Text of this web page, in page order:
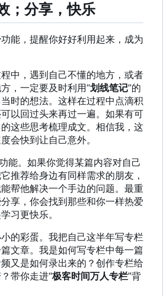
；分享，快乐
能，提醒你好好利用起来，成为
中，遇到自己不懂的地方，或者
，一定要及时利用“划线笔记”的
时的想法。这样在过程中点滴积
以回过头来再过一遍。如果有可
这些思考梳理成文。相信我，这
会快到让自己意外。
能。如果你觉得某篇内容对自己
推荐给身边有同样需求的朋友，
帮他解决一个手边的问题。最重
享，你会找到那些和你一样热爱
习更快乐。
的彩蛋。我把自己这半年写专栏
文章。我是如何写专栏中每一篇
又是如何录出来的？创作专栏给
带你走进“极客时间万人专栏”背